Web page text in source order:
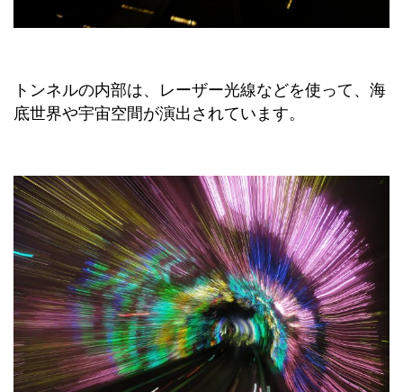
トンネルの内部は、レーザー光線などを使って、海
底世界や宇宙空間が演出されています。